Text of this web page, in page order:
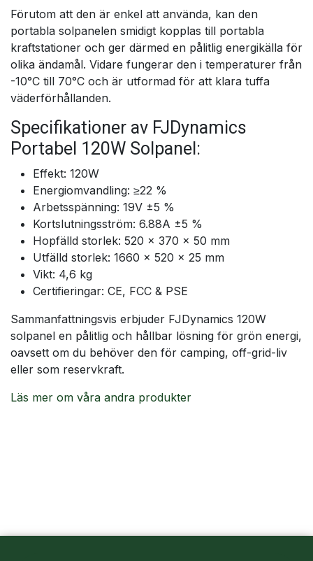
Förutom att den är enkel att använda, kan den
portabla solpanelen smidigt kopplas till portabla
kraftstationer och ger därmed en pålitlig energikälla för
olika ändamål. Vidare fungerar den i temperaturer från
-10°C till 70°C och är utformad för att klara tuffa
väderförhållanden.
Specifikationer av FJDynamics
Portabel 120W Solpanel:
Effekt: 120W
Energiomvandling: ≥22 %
Arbetsspänning: 19V ±5 %
Kortslutningsström: 6.88A ±5 %
Hopfälld storlek: 520 × 370 × 50 mm
Utfälld storlek: 1660 × 520 × 25 mm
Vikt: 4,6 kg
Certifieringar: CE, FCC & PSE
Sammanfattningsvis erbjuder FJDynamics 120W
solpanel en pålitlig och hållbar lösning för grön energi,
oavsett om du behöver den för camping, off-grid-liv
eller som reservkraft.
Läs mer om våra andra produkter